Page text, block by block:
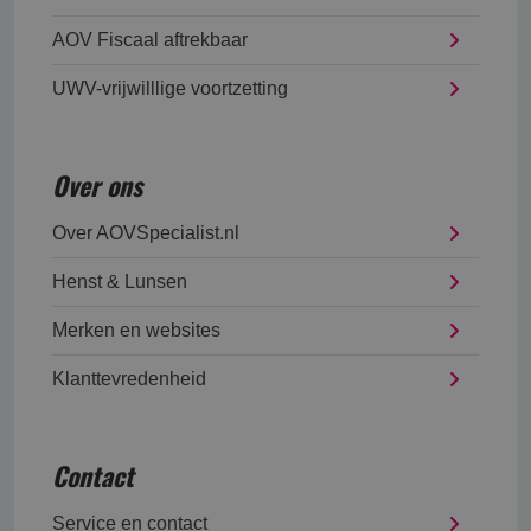
AOV Fiscaal aftrekbaar
UWV-vrijwilllige voortzetting
Over ons
Over AOVSpecialist.nl
Henst & Lunsen
Merken en websites
Klanttevredenheid
Contact
Service en contact